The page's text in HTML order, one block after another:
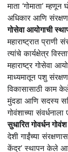
माता ‘गोमाता’
अधिकार आणि
गोसेवा आयोगाची
महाराष्ट्रात
त्यांचे कार्यक्षेत्र
महाराष्ट्र गोसेवा
माध्यमातून पशु
विकासासाठी काम
मुंदडा आणि सदस्य
गोवंशाच्या
सुधारित गोवर्धन
देशी गाईंच्या
केंद्र’ स्थापन केले